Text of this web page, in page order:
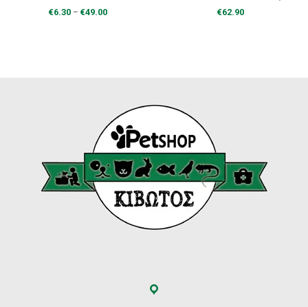
€6.30 – €49.00Price
€62.90